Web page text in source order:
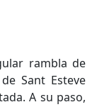
rambla de
Sant Esteve
A su paso,